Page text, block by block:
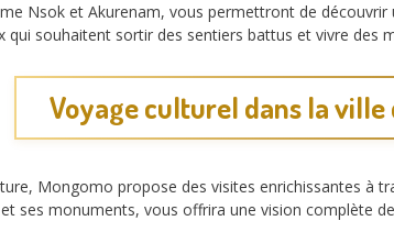
Nsok et Akurenam, vous permettront de
souhaitent sortir des sentiers battus et vivre des
Voyage culturel dans la ville
Mongomo propose des visites enrichissantes à
ses monuments, vous offrira une vision complète